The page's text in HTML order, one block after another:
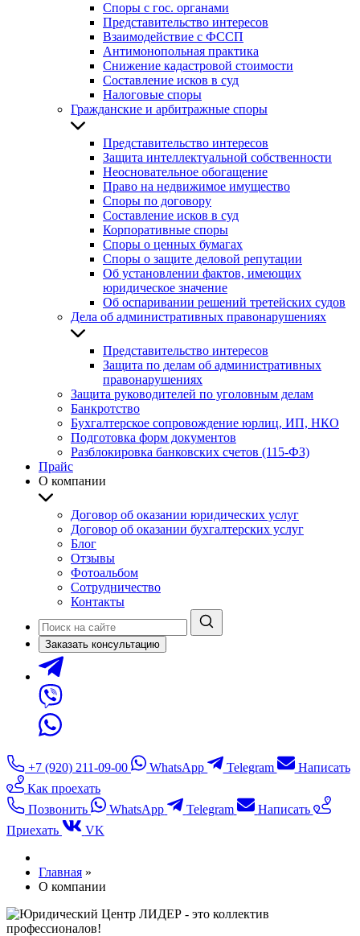
Споры с гос. органами
Представительство интересов
Взаимодействие с ФССП
Антимонопольная практика
Снижение кадастровой стоимости
Составление исков в суд
Налоговые споры
Гражданские и арбитражные споры
Представительство интересов
Защита интеллектуальной собственности
Неосновательное обогащение
Право на недвижимое имущество
Споры по договору
Составление исков в суд
Корпоративные споры
Споры о ценных бумагах
Споры о защите деловой репутации
Об установлении фактов, имеющих
юридическое значение
Об оспаривании решений третейских судов
Дела об административных правонарушениях
Представительство интересов
Защита по делам об административных
правонарушениях
Защита руководителей по уголовным делам
Банкротство
Бухгалтерское сопровождение юрлиц, ИП, НКО
Подготовка форм документов
Разблокировка банковских счетов (115-ФЗ)
Прайс
О компании
Договор об оказании юридических услуг
Договор об оказании бухгалтерских услуг
Блог
Отзывы
Фотоальбом
Сотрудничество
Контакты
Заказать консультацию
+7 (920) 211-09-00 WhatsApp Telegram
Написать
Как проехать
Позвонить
WhatsApp Telegram
Написать
Приехать
VK
Главная »
О компании